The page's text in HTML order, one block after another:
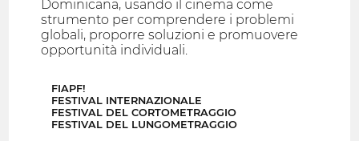
Dominicana, usando il cinema come
strumento per comprendere i problemi
globali, proporre soluzioni e promuovere
opportunità individuali.
FIAPF!
FESTIVAL INTERNAZIONALE
FESTIVAL DEL CORTOMETRAGGIO
FESTIVAL DEL LUNGOMETRAGGIO